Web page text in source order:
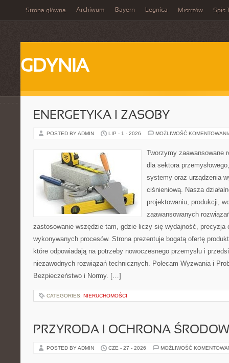
Strona główna Archiwum Bayern Legnica Mistrzów Spis
GDYNIA
ENERGETYKA I ZASOBY
POSTED BY ADMIN LIP - 1 - 2026 MOŻLIWOŚĆ
Tworzymy zaawansowane
dla sektora
systemy oraz urządzenia
ciśnieniową. Nasza
projektowaniu, produkcji,
zaawansowanych
zastosowanie wszędzie tam, gdzie liczy się wydajność, precyzja
wykonywanych procesów. Strona prezentuje bogatą ofertę
które odpowiadają na potrzeby nowoczesnego przemysłu i
niezawodnych rozwiązań technicznych. Polecam Wyzwania i
Bezpieczeństwo i Normy. […]
CATEGORIES: NIERUCHOMOŚCI
PRZYRODA I OCHRONA
POSTED BY ADMIN CZE - 27 - 2026 MOŻLIWOŚĆ